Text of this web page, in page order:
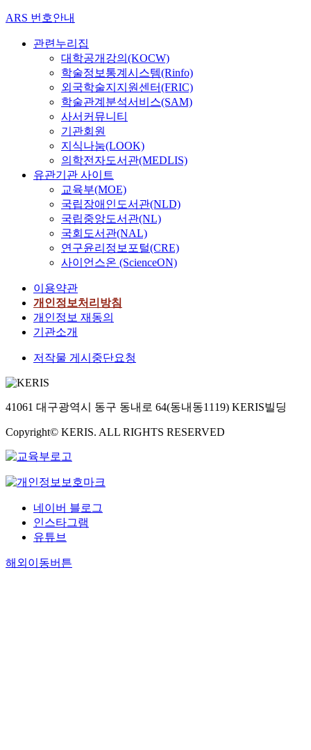
ARS 번호안내
관련누리집
대학공개강의(KOCW)
학술정보통계시스템(Rinfo)
외국학술지지원센터(FRIC)
학술관계분석서비스(SAM)
사서커뮤니티
기관회원
지식나눔(LOOK)
의학전자도서관(MEDLIS)
유관기관 사이트
교육부(MOE)
국립장애인도서관(NLD)
국립중앙도서관(NL)
국회도서관(NAL)
연구윤리정보포털(CRE)
사이언스온 (ScienceON)
이용약관
개인정보처리방침
개인정보 재동의
기관소개
저작물 게시중단요청
41061 대구광역시 동구 동내로 64(동내동1119) KERIS빌딩
Copyright© KERIS. ALL RIGHTS RESERVED
네이버 블로그
인스타그램
유튜브
해외이동버튼